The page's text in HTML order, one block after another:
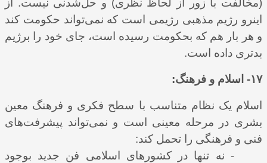
(مخالفت با زور از لحاظ نظری) و حل‌شدنی نیست. از
اینرو رژیم مذهبی رژیمی است که نمی‌تواند حکومت کند
و هر بار هم که بحکومت رسیده است، جای خود را برژیم
بدتری داده است.
۱۷- اسلام و فرهنگ:
اسلام یک نظام متناسب با سطح فکری و فرهنگ معین
بشری در مرحله معینی است و نمی‌تواند پیشرفت‌های
فنی و فرهنگی را تحمل کند:
- نه تنها در کشورهای اسلامی فن جدید بوجود